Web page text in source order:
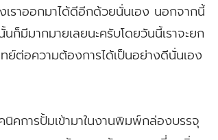
ราออกมาได้ดีอีกด้วยนั่นเอง นอกจากนี้
มีมากมายเลยนะครับโดยวันนี้เราจะยก
ย์ต่อความต้องการได้เป็นอย่างดีนั่นเอง
นิคการปั้มเข้ามาในงานพิมพ์กล่องบรรจุ